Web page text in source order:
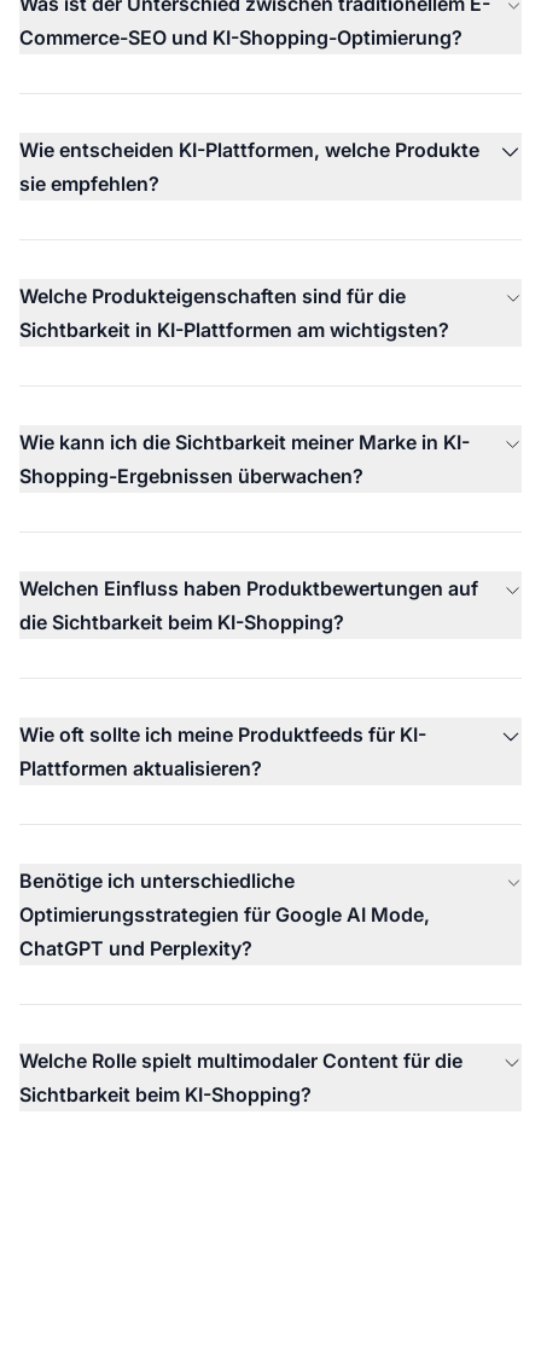
Commerce-SEO und KI-Shopping-Optimierung?
Wie entscheiden KI-Plattformen, welche Produkte
sie empfehlen?
Welche Produkteigenschaften sind für die
Sichtbarkeit in KI-Plattformen am wichtigsten?
Wie kann ich die Sichtbarkeit meiner Marke in KI-
Shopping-Ergebnissen überwachen?
Welchen Einfluss haben Produktbewertungen auf
die Sichtbarkeit beim KI-Shopping?
Wie oft sollte ich meine Produktfeeds für KI-
Plattformen aktualisieren?
Benötige ich unterschiedliche
Optimierungsstrategien für Google AI Mode,
ChatGPT und Perplexity?
Welche Rolle spielt multimodaler Content für die
Sichtbarkeit beim KI-Shopping?